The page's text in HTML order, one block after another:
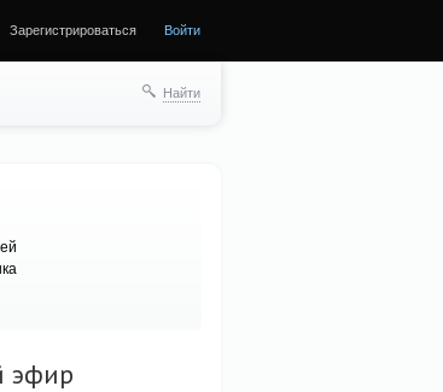
Зарегистрироваться Войти
Найти
эфир